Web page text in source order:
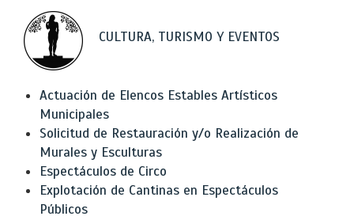
CULTURA, TURISMO Y EVENTOS
Actuación de Elencos Estables Artísticos
Municipales
Solicitud de Restauración y/o Realización de
Murales y Esculturas
Espectáculos de Circo
Explotación de Cantinas en Espectáculos
Públicos